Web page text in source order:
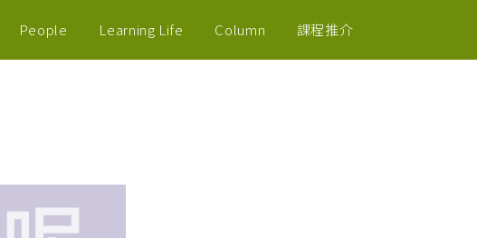
People Learning Life Column 課程推介